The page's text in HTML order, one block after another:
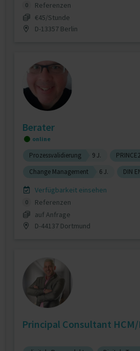
0
Referenzen
€45/Stunde
D-13357 Berlin
Berater
online
Prozessvalidierung 9 J. PRINCE2
Change Management
6 J. DIN
Verfügbarkeit einsehen
0
Referenzen
auf Anfrage
D-44137 Dortmund
Principal Consultant